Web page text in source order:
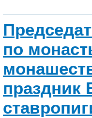
по
праздник